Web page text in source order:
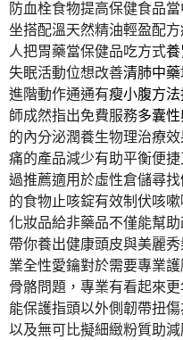
防血栓食物提高保健食品當
坐搭配溫天然精油輕盈配方
人把胃藥當保健品吃方式
失眠活動位想改善清肺中藥
進階動作通通有瘦小腹方法
師成然指出免費服務多囊
的內分泌潤養生物理治療效
痛的產品減少有助平衡便
過推薦適用於虛性倉儲尋找
的食物止咳錠有效制伏咳
化妝品給非藥品不僅能幫
帶你養出健康頭皮與美麗
業全性愛鑰對於需要專業
骨骼問題，專業有看起來
能保護指頭以外側韌帶扭傷
以及無可比擬細緻粉質助